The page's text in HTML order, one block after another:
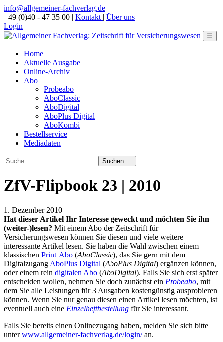
info@allgemeiner-fachverlag.de
+49 (0)40 - 47 35 00 | Kontakt | Über uns
Login
☰
Home
Aktuelle Ausgabe
Online-Archiv
Abo
Probeabo
AboClassic
AboDigital
AboPlus Digital
AboKombi
Bestellservice
Mediadaten
ZfV-Flipbook 23 | 2010
1. Dezember 2010
Hat dieser Artikel Ihr Interesse geweckt und möchten Sie ihn
(weiter-)lesen? Mit einem Abo der Zeitschrift für
Versicherungswesen können Sie diesen und viele weitere
interessante Artikel lesen. Sie haben die Wahl zwischen einem
klassischen Print-Abo (AboClassic), das Sie gern mit dem
Digitalzugang AboPlus Digital (AboPlus Digital) ergänzen können,
oder einem rein digitalen Abo (AboDigital). Falls Sie sich erst später
entscheiden wollen, nehmen Sie doch zunächst ein Probeabo, mit
dem Sie alle Leistungen für 3 Ausgaben kostengünstig ausprobieren
können. Wenn Sie nur genau diesen einen Artikel lesen möchten, ist
eventuell auch eine Einzelheftbestellung für Sie interessant.
Falls Sie bereits einen Onlinezugang haben, melden Sie sich bitte
unterwww.allgemeiner-fachverlag.de/login/an.